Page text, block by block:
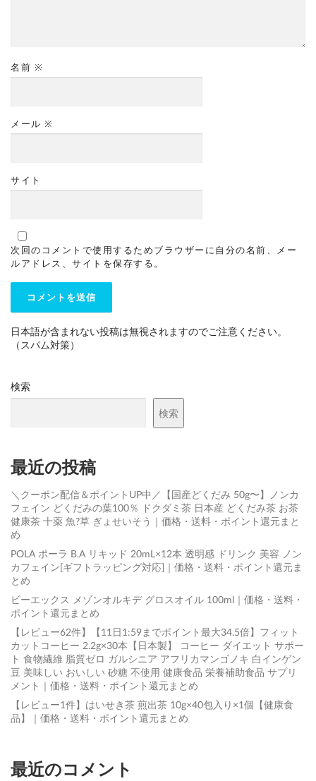
名前 ※
メール ※
サイト
次回のコメントで使用するためブラウザーに自分の名前、メー
ルアドレス、サイトを保存する。
日本語が含まれない投稿は無視されますのでご注意ください。
（スパム対策）
検索
検索
最近の投稿
＼クーポン配信＆ポイントUP中／【国産どくだみ 50g〜】ノンカ
フェイン どくだみの葉100％ ドクダミ茶 日本産 どくだみ茶 お茶
健康茶 十薬 魚?草 ぎょせいそう｜価格・送料・ポイント還元まと
め
POLA ポーラ B.A リキッド 20mL×12本 透明感 ドリンク 美容 ノン
カフェイン[ギフトラッピング対応]｜価格・送料・ポイント還元ま
とめ
ビーエックス メゾンオルキデ グロスオイル 100ml｜価格・送料・
ポイント還元まとめ
【レビュー62件】【11日1:59までポイント最大34.5倍】フィット
カットコーヒー 2.2g×30本【日本製】 コーヒー ダイエット サポー
ト 食物繊維 脂質ゼロ ガルシニア アフリカマンゴノキ 白インゲン
豆 美味しい おいしい 砂糖 不使用 健康食品 栄養補助食品 サプリ
メント｜価格・送料・ポイント還元まとめ
【レビュー1件】はいせき茶 煎出茶 10g×40包入り×1個【健康食
品】｜価格・送料・ポイント還元まとめ
最近のコメント